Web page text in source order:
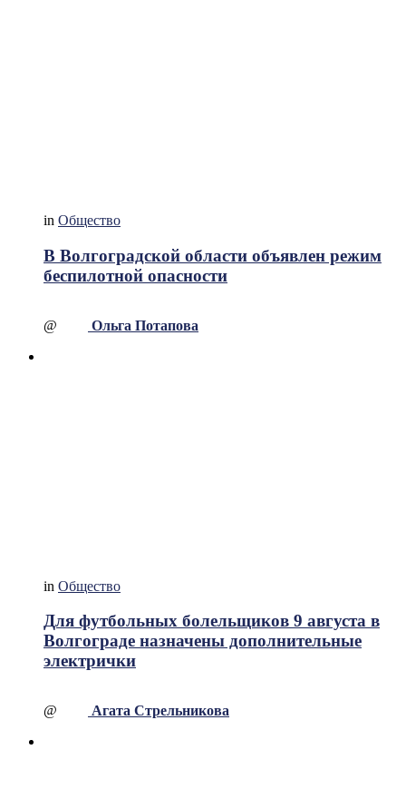
in Общество
В Волгоградской области объявлен режим
беспилотной опасности
@ Ольга Потапова
in Общество
Для футбольных болельщиков 9 августа в
Волгограде назначены дополнительные
электрички
@ Агата Стрельникова